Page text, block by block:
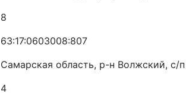
8
63:17:0603008:807
Самарская область, р-н Волжский, с/
4